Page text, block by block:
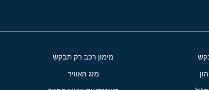
מימון רכב רק תבקש
מזג האוויר